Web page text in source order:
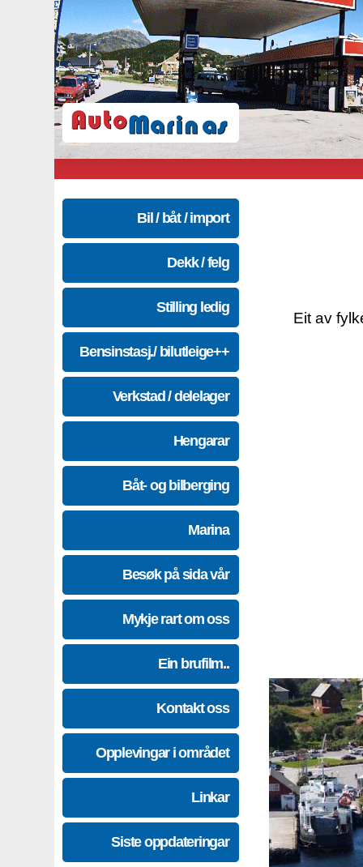
Bil / båt / import
Dekk / felg
Stilling ledig
Bensinstasj./ bilutleige++
Verkstad / delelager
Hengarar
Båt- og bilberging
Marina
Besøk på sida vår
Mykje rart om oss
Ein brufilm..
Kontakt oss
Opplevingar i området
Linkar
Siste oppdateringar
Eit av